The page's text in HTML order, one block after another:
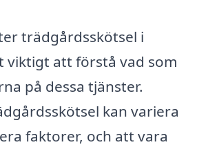
trädgårdsskötsel i
viktigt att förstå vad som
på dessa tjänster.
kan variera
faktorer, och att vara